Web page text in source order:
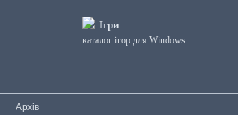
Ігри
каталог ігор для Windows
Архів